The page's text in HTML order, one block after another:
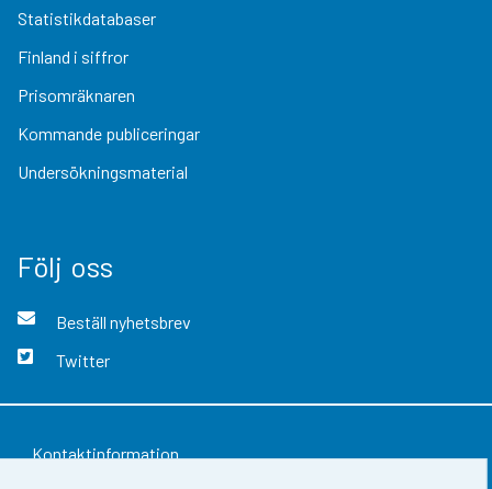
Statistikdatabaser
Finland i siffror
Prisomräknaren
Kommande publiceringar
Undersökningsmaterial
Följ oss
Beställ nyhetsbrev
Twitter
Kontaktinformation